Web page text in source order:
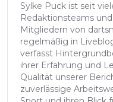
Sylke Puck ist seit
Redaktionsteams
Mitgliedern von
regelmäßig in
verfasst
ihrer Erfahrung und
Qualität unserer
zuverlässige